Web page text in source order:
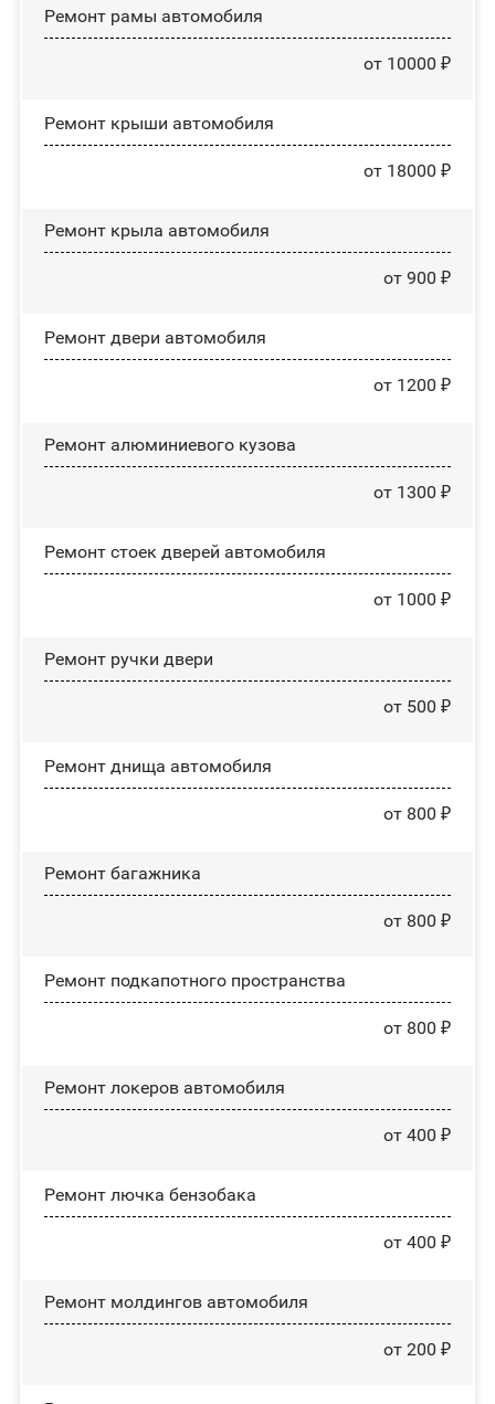
Ремонт рамы автомобиля
от 10000 ₽
Ремонт крыши автомобиля
от 18000 ₽
Ремонт крыла автомобиля
от 900 ₽
Ремонт двери автомобиля
от 1200 ₽
Ремонт алюминиевого кузова
от 1300 ₽
Ремонт стоек дверей автомобиля
от 1000 ₽
Ремонт ручки двери
от 500 ₽
Ремонт днища автомобиля
от 800 ₽
Ремонт багажника
от 800 ₽
Ремонт подкапотного пространства
от 800 ₽
Ремонт лoĸepoв автомобиля
от 400 ₽
Ремонт лючка бензобака
от 400 ₽
Ремонт молдингов автомобиля
от 200 ₽